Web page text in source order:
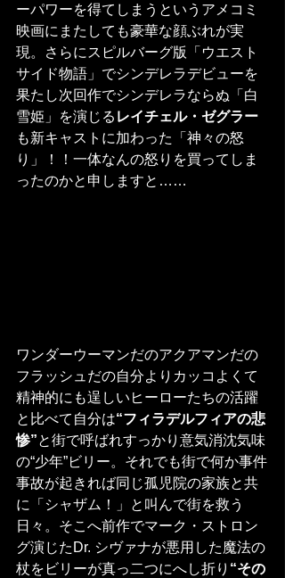
ーパワーを得てしまうというアメコミ
映画にまたしても豪華な顔ぶれが実
現。さらにスピルバーグ版「ウエスト
サイド物語」でシンデレラデビューを
果たし次回作でシンデレラならぬ「白
雪姫」を演じる レイチェル・ゼグラー
も新キャストに加わった「神々の怒
り」！！一体なんの怒りを買ってしま
ったのかと申しますと……
ワンダーウーマンだのアクアマンだの
フラッシュだの自分よりカッコよくて
精神的にも逞しいヒーローたちの活躍
と比べて自分は“フィラデルフィアの悲
惨”と街で呼ばれすっかり意気消沈気味
の“少年”ビリー。それでも街で何か事件
事故が起きれば同じ孤児院の家族と共
に「シャザム！」と叫んで街を救う
日々。そこへ前作でマーク・ストロン
グ演じたDr. シヴァナが悪用した魔法の
杖をビリーが真っ二つにへし折り “その